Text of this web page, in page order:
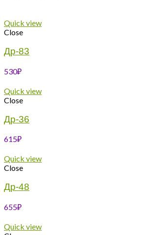
Quick view
Close
Др-83
530₽
Quick view
Close
Др-36
615₽
Quick view
Close
Др-48
655₽
Quick view